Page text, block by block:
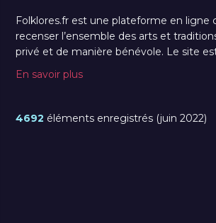
Folklores.fr est une plateforme en ligne
recenser l’ensemble des arts et
privé et de manière bénévole. Le site
En savoir plus
4692 éléments enregistrés (juin 2022)